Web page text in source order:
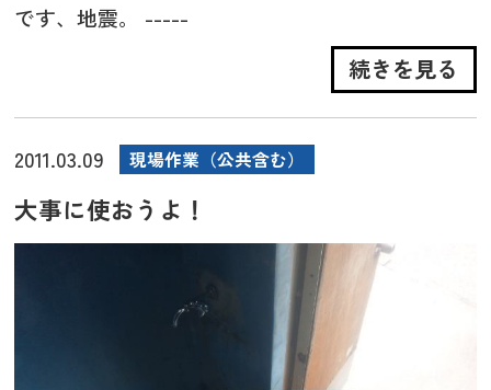
です、地震。 -----
続きを見る
2011.03.09 現場作業（公共含む）
大事に使おうよ！